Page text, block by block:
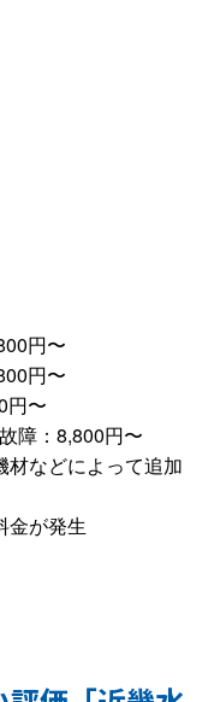
円〜
円〜
円〜
障：8,800円〜
材などによって追加
金が発生